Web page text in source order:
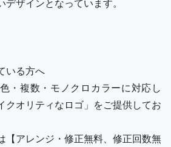
いる方へ
・複数・モノクロカラーに対応し
クオリティなロゴ」をご提供してお
【アレンジ・修正無料、修正回数無